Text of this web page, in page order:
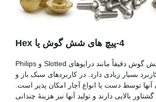
4-پیچ های شش گوش یا Hex
شکل کلگی شش گوش دقیقاً مانند درایوهای Slotted و Philips
بسیار زیادی دارد. در کاربردهای سبک باز و
توسط دست یا انواع آچار امکان پذیر است.
بالایی دارند و تولید آنها نیز هزینۀ چندانی